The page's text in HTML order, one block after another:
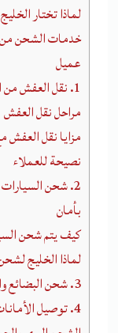
لماذا تختار
خدمات الشحن
عميل
1. نقل العفش من السعودية إلى الإمارات: رحلة منزلية بلا هموم
مراحل نقل العفش
مزايا نقل العفش
نصيحة للعملاء
2. شحن
بأمان
كيف يتم شحن
لماذا الخليج
3. شحن البضائع والأغراض: حلول مرنة للأفراد والشركات
4. توصيل الأمانات والطرود: سرعة ودقة في كل شحنة